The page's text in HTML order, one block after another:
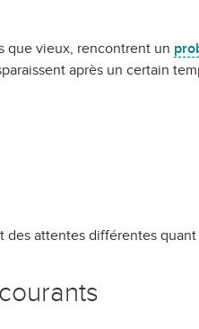
que vieux, rencontrent un
après un certain
des attentes différentes